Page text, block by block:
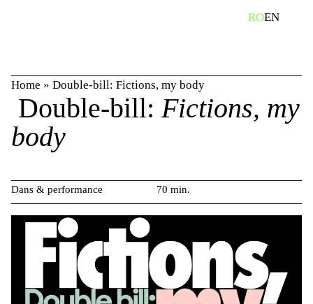
ROEN
Home » Double-bill: Fictions, my body
Double-bill: Fictions, my
body
Dans & performance 70 min.